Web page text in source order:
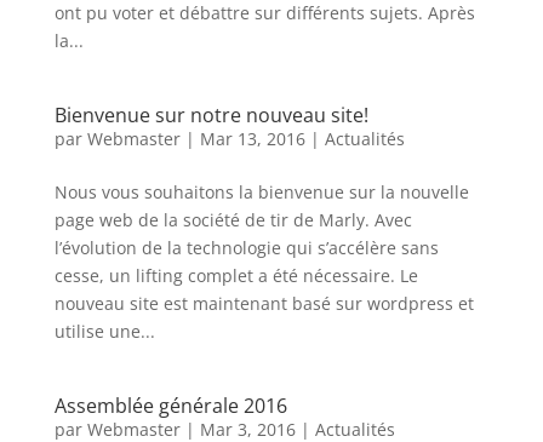
ont pu voter et débattre sur différents sujets. Après
la...
Bienvenue sur notre nouveau site!
par Webmaster| Mar 13, 2016| Actualités
Nous vous souhaitons la bienvenue sur la nouvelle
page web de la société de tir de Marly. Avec
l’évolution de la technologie qui s’accélère sans
cesse, un lifting complet a été nécessaire. Le
nouveau site est maintenant basé sur wordpress et
utilise une...
Assemblée générale 2016
par Webmaster| Mar 3, 2016| Actualités